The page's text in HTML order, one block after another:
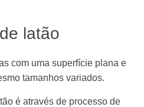
latão
com uma superfície plana e
tamanhos variados.
é através de processo de